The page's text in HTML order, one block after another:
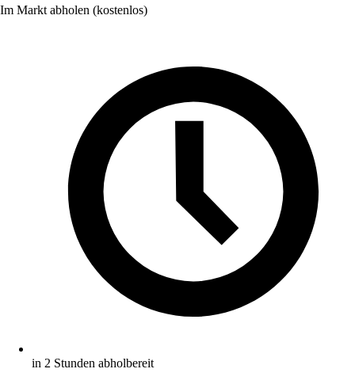
Im Markt abholen (kostenlos)
in 2 Stunden abholbereit